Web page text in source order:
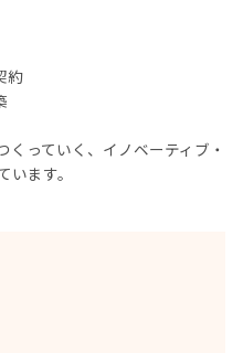
約
っていく、イノベーティブ・
ます。